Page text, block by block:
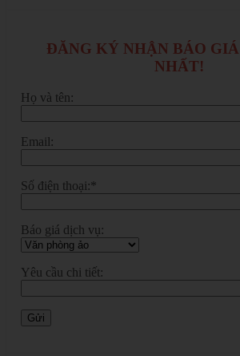
ĐĂNG KÝ NHẬN BÁO
NHẤT!
Họ và tên:
Email:
Số điện thoại:*
Báo giá dịch vụ:
Yêu cầu chi tiết: